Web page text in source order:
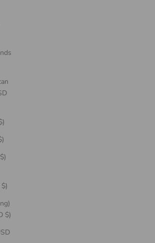
$)
$)
China (USD $)
Island (USD $)
Islands (USD $)